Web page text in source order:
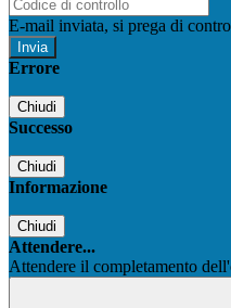
E-mail inviata, si prega di
Errore
Chiudi
Successo
Chiudi
Informazione
Chiudi
Attendere...
Attendere il completamento